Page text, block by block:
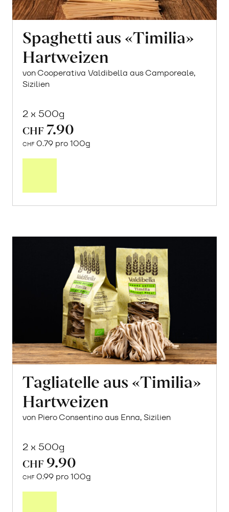
Spaghetti aus «Timilia»
Hartweizen
von Cooperativa Valdibella aus Camporeale,
Sizilien
2 x 500g
CHF 7.90
CHF 0.79 pro 100g
Tagliatelle aus «Timilia»
Hartweizen
von Piero Consentino aus Enna, Sizilien
2 x 500g
CHF 9.90
CHF 0.99 pro 100g